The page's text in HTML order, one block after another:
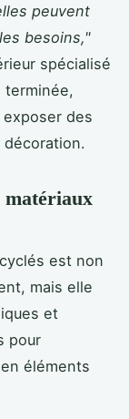
peuvent
besoins,"
spécialisé
terminée,
des
matériaux
est non
mais elle
et
pour
éléments